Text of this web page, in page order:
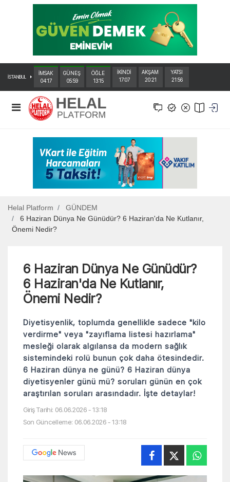
İSTANBUL
İMSAK
04:17
GÜNEŞ
05:59
ÖĞLE
13:15
İKİNDİ
17:07
AKŞAM
20:21
YATSI
21:56
Helal Platform
GÜNDEM
6 Haziran Dünya Ne Günüdür? 6 Haziran'da Ne Kutlanır,
Önemi Nedir?
6 Haziran Dünya Ne Günüdür?
6 Haziran'da Ne Kutlanır,
Önemi Nedir?
Diyetisyenlik, toplumda genellikle sadece "kilo
verdirme" veya "zayıflama listesi hazırlama"
mesleği olarak algılansa da modern sağlık
sistemindeki rolü bunun çok daha ötesindedir.
6 Haziran dünya ne günü? 6 Haziran dünya
diyetisyenler günü mü? soruları günün en çok
araştırılan soruları arasındadır. İşte detaylar!
Giriş Tarihi: 06.06.2026 - 13:18
Son Güncelleme: 06.06.2026 - 13:18